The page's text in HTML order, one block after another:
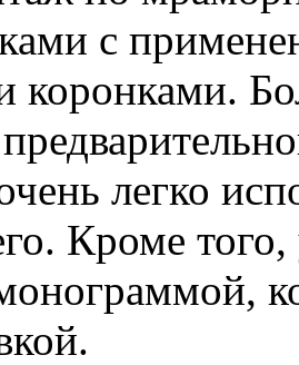
с
коронками.
легко
Кроме